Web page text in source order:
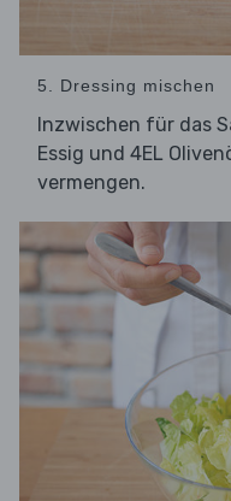
5. Dressing mischen
Inzwischen für das
Essig und 4EL
vermengen.